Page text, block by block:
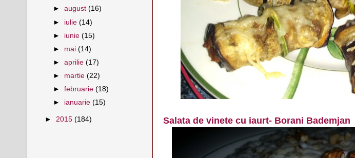
Salata de vinete cu iaurt- Borani Bademjan
►august(16)
► iulie(14)
► iunie(15)
► mai(14)
►aprilie(17)
► martie(22)
►februarie(18)
► ianuarie(15)
► 2015 (184)